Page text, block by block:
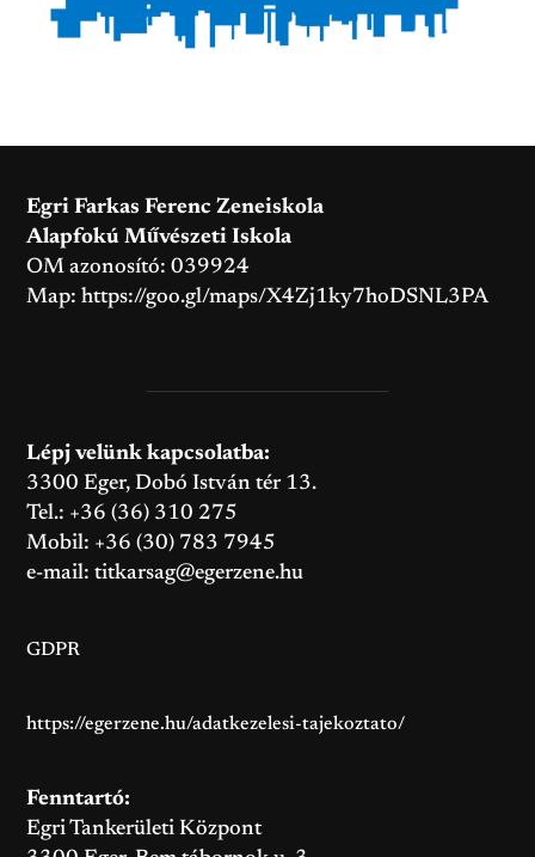
Egri Farkas Ferenc Zeneiskola
Alapfokú Művészeti Iskola
OM azonosító: 039924
Map:https://goo.gl/maps/X4Zj1ky7hoDSNL3PA
Lépj velünk kapcsolatba:
3300 Eger, Dobó István tér 13.
Tel.: +36 (36) 310 275
Mobil: +36 (30) 783 7945
e-mail:titkarsag@egerzene.hu
GDPR
https://egerzene.hu/adatkezelesi-tajekoztato/
Fenntartó:
Egri Tankerületi Központ